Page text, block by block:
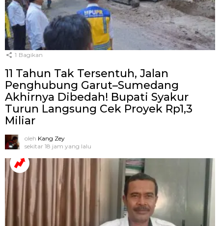
1 Bagikan
11 Tahun Tak Tersentuh, Jalan
Penghubung Garut–Sumedang
Akhirnya Dibedah! Bupati Syakur
Turun Langsung Cek Proyek Rp1,3
Miliar
oleh Kang Zey
sekitar 18 jam yang lalu